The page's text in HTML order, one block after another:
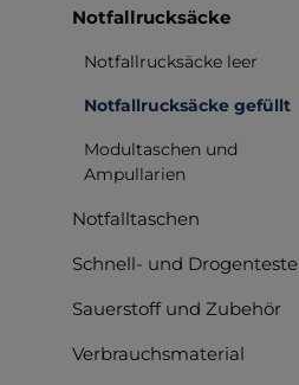
Notfallrucksäcke
Notfallrucksäcke leer
Notfallrucksäcke gefüllt
Modultaschen und
Ampullarien
Notfalltaschen
Schnell- und Drogenteste
Sauerstoff und Zubehör
Verbrauchsmaterial